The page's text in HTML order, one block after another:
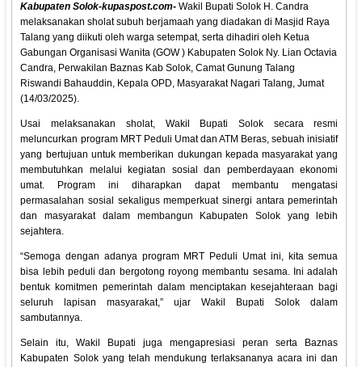
Kabupaten Solok-kupaspost.com- Wakil Bupati Solok H. Candra
melaksanakan sholat subuh berjamaah yang diadakan di Masjid Raya
Talang yang diikuti oleh warga setempat, serta dihadiri oleh Ketua
Gabungan Organisasi Wanita (GOW ) Kabupaten Solok Ny. Lian Octavia
Candra, Perwakilan Baznas Kab Solok, Camat Gunung Talang
Riswandi Bahauddin, Kepala OPD, Masyarakat Nagari Talang, Jumat
(14/03/2025).
Usai melaksanakan sholat, Wakil Bupati Solok secara resmi
meluncurkan program MRT Peduli Umat dan ATM Beras, sebuah inisiatif
yang bertujuan untuk memberikan dukungan kepada masyarakat yang
membutuhkan melalui kegiatan sosial dan pemberdayaan ekonomi
umat. Program ini diharapkan dapat membantu mengatasi
permasalahan sosial sekaligus memperkuat sinergi antara pemerintah
dan masyarakat dalam membangun Kabupaten Solok yang lebih
sejahtera.
“Semoga dengan adanya program MRT Peduli Umat ini, kita semua
bisa lebih peduli dan bergotong royong membantu sesama. Ini adalah
bentuk komitmen pemerintah dalam menciptakan kesejahteraan bagi
seluruh lapisan masyarakat,” ujar Wakil Bupati Solok dalam
sambutannya.
Selain itu, Wakil Bupati juga mengapresiasi peran serta Baznas
Kabupaten Solok yang telah mendukung terlaksananya acara ini dan